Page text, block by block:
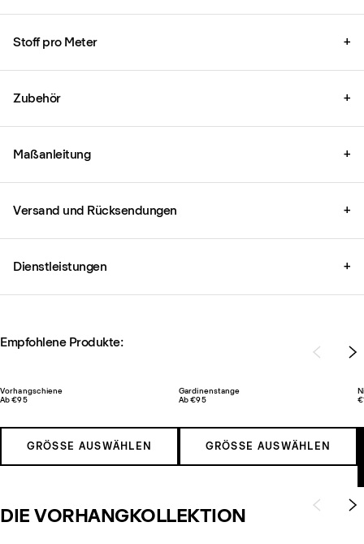
Stoff pro Meter +
Zubehör +
Maßanleitung +
Versand und Rücksendungen +
Dienstleistungen +
Empfohlene Produkte:
Vorhangschiene
Ab €95
GRÖSSE AUSWÄHLEN
Gardinenstange
Ab €95
GRÖSSE AUSWÄHLEN
DIE VORHANGKOLLEKTION